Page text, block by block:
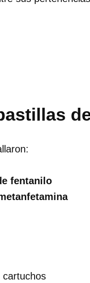
fentanilo
cartuchos